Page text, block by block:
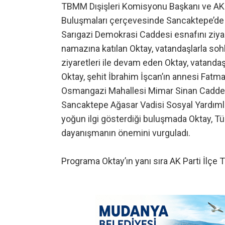
TBMM Dışişleri Komisyonu Başkanı ve
Buluşmaları çerçevesinde
Sarıgazi Demokrasi Caddesi esnafını
namazına katılan Oktay, vatandaşlarla
ziyaretleri ile devam eden Oktay,
Oktay, şehit İbrahim İşcan’ın annesi
Osmangazi Mahallesi Mimar Sinan
Sancaktepe Ağasar Vadisi Sosyal
yoğun ilgi gösterdiği buluşmada Oktay,
dayanışmanın önemini vurguladı.
Programa Oktay’ın yanı sıra AK Parti İlçe